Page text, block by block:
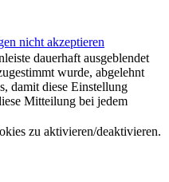
nicht akzeptieren
dauerhaft ausgeblendet
wurde, abgelehnt
damit diese Einstellung
Mitteilung bei jedem
zu aktivieren/deaktivieren.